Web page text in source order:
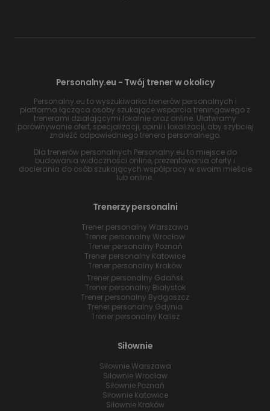
Personalny.eu - Twój trener w okolicy
Personalny.eu to wyszukiwarka trenerów personalnych i
platforma łącząca osoby szukające wsparcia treningowego z
trenerami działającymi lokalnie oraz online. Ułatwiamy
porównywanie ofert, specjalizacji, opinii i lokalizacji, aby szybciej
znaleźć odpowiedniego trenera personalnego.
Dla trenerów personalnych Personalny.eu to miejsce do
budowania widoczności online, prezentowania oferty i
docierania do osób szukających współpracy w swoim mieście
lub online.
Trenerzy personalni
Trener personalny Warszawa
Trener personalny Wrocław
Trener personalny Poznań
Trener personalny Katowice
Trener personalny Kraków
Trener personalny Gdańsk
Trener personalny Białystok
Trener personalny Bydgoszcz
Trener personalny Gdynia
Trener personalny Kalisz
Siłownie
Siłownie Warszawa
Siłownie Wrocław
Siłownie Poznań
Siłownie Katowice
Siłownie Kraków